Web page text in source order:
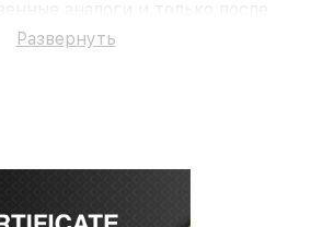
с клиентом.
комплектующие
Развернуть